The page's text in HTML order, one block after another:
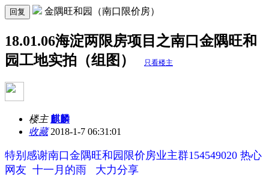
回复 金隅旺和园（南口限价房）
18.01.06海淀两限房项目之南口金隅旺和
园工地实拍（组图）
只看楼主
楼主 麒麟
收藏2018-1-7 06:31:01
特别感谢南口金隅旺和园限价房业主群154549020 热心
网友 十一月的雨 大力分享